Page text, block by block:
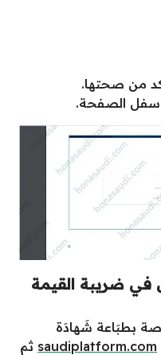
من صحتها.
أسفل الصفحة.
في ضريبة القيمة
بطبَاعة شَهادَة
saudiplatform.com ثم